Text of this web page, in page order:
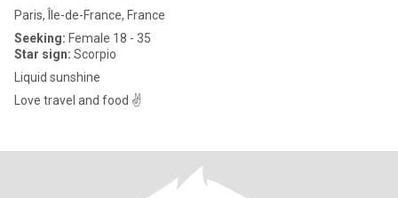
Paris, Île-de-France, France
Seeking: Female 18 - 35
Star sign: Scorpio
Liquid sunshine
Love travel and food ✌️